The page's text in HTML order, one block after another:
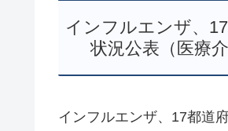
インフルエンザ、
状況公表（医療
インフルエンザ、17都道